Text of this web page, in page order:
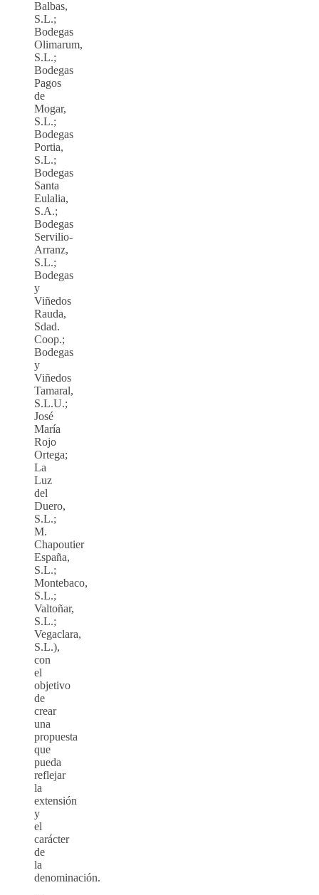
Balbas,
S.L.;
Bodegas
Olimarum,
S.L.;
Bodegas
Pagos
de
Mogar,
S.L.;
Bodegas
Portia,
S.L.;
Bodegas
Santa
Eulalia,
S.A.;
Bodegas
Servilio-
Arranz,
S.L.;
Bodegas
y
Viñedos
Rauda,
Sdad.
Coop.;
Bodegas
y
Viñedos
Tamaral,
S.L.U.;
José
María
Rojo
Ortega;
La
Luz
del
Duero,
S.L.;
M.
Chapoutier
España,
S.L.;
Montebaco,
S.L.;
Valtoñar,
S.L.;
Vegaclara,
S.L.),
con
el
objetivo
de
crear
una
propuesta
que
pueda
reflejar
la
extensión
y
el
carácter
de
la
denominación.